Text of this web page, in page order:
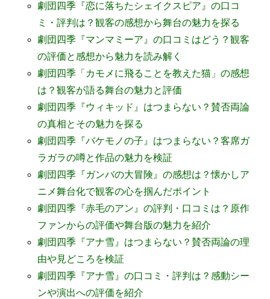
劇団四季『恋に落ちたシェイクスピア』の口コ
ミ・評判は？観客の感想から舞台の魅力を探る
劇団四季『マンマミーア』の口コミはどう？観客
の評価と感想から魅力を読み解く
劇団四季「カモメに飛ることを教えた猫」の感想
は？観客が語る舞台の魅力と評価
劇団四季『ウィキッド』はつまらない？賛否両論
の真相とその魅力を探る
劇団四季『バケモノの子』はつまらない？客席ガ
ラガラの噂と作品の魅力を検証
劇団四季『ガンバの大冒険』の感想は？懐かしア
ニメ舞台化で観客の心を掴んだポイント
劇団四季『赤毛のアン』の評判・口コミは？原作
ファンからの評価や舞台版の魅力を紹介
劇団四季『アナ雪』はつまらない？賛否両論の理
由や見どころを検証
劇団四季『アナ雪』の口コミ・評判は？感動シー
ンや演出への評価を紹介